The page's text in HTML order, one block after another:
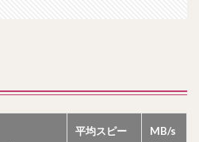
平均スピー
MB/s